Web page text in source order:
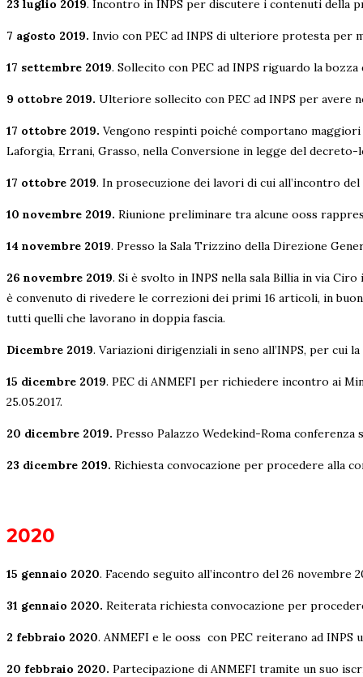
23 luglio 2019. Incontro in INPS per discutere i contenuti della
7 agosto 2019. Invio con PEC ad INPS di ulteriore protesta per
17 settembre 2019. Sollecito con PEC ad INPS riguardo la
9 ottobre 2019. Ulteriore sollecito con PEC ad INPS per avere
17 ottobre 2019. Vengono respinti poiché comportano maggiori
Laforgia, Errani, Grasso, nella Conversione in legge del decreto-
17 ottobre 2019. In prosecuzione dei lavori di cui all’incontro
10 novembre 2019. Riunione preliminare tra alcune ooss
14 novembre 2019. Presso la Sala Trizzino della Direzione
26 novembre 2019. Si è svolto in INPS nella sala Billia in via
è convenuto di rivedere le correzioni dei primi 16 articoli, in
tutti quelli che lavorano in doppia fascia.
Dicembre 2019. Variazioni dirigenziali in seno all’INPS, per cui
15 dicembre 2019. PEC di ANMEFI per richiedere incontro ai
25.05.2017.
20 dicembre 2019. Presso Palazzo Wedekind-Roma
23 dicembre 2019. Richiesta convocazione per procedere alla
2020
15 gennaio 2020. Facendo seguito all’incontro del 26
31 gennaio 2020. Reiterata richiesta convocazione per
2 febbraio 2020. ANMEFI e le ooss con PEC reiterano ad
20 febbraio 2020. Partecipazione di ANMEFI tramite un suo